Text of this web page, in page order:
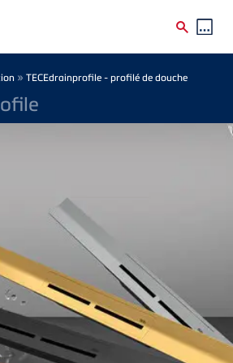
» TECEdrainprofile - profilé de douche